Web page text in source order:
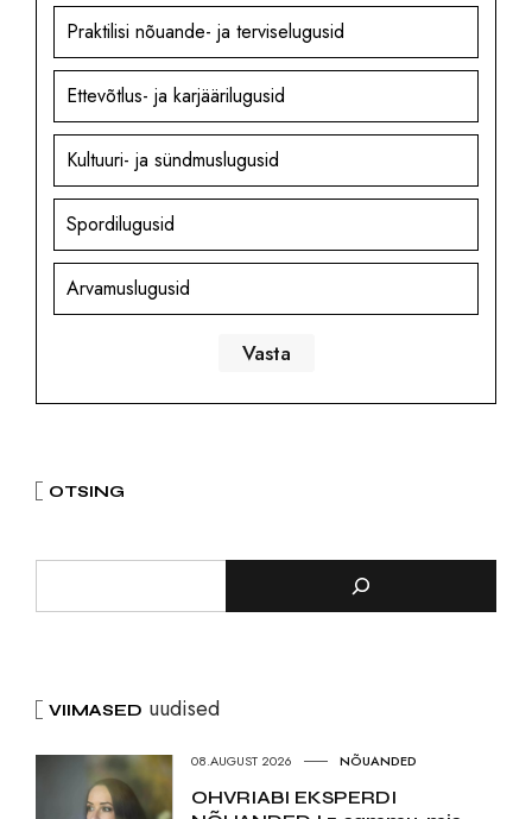
Praktilisi nõuande- ja terviselugusid
Ettevõtlus- ja karjäärilugusid
Kultuuri- ja sündmuslugusid
Spordilugusid
Arvamuslugusid
OTSING
VIIMASED uudised
08.AUGUST 2026 NÕUANDED
OHVRIABI EKSPERDI